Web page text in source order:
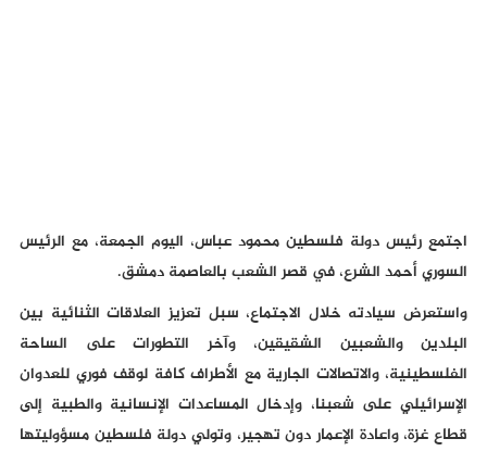
اجتمع رئيس دولة فلسطين محمود عباس، اليوم الجمعة، مع الرئيس
السوري أحمد الشرع، في قصر الشعب بالعاصمة دمشق.
واستعرض سيادته خلال الاجتماع، سبل تعزيز العلاقات الثنائية بين
البلدين والشعبين الشقيقين، وآخر التطورات على الساحة
الفلسطينية، والاتصالات الجارية مع الأطراف كافة لوقف فوري للعدوان
الإسرائيلي على شعبنا، وإدخال المساعدات الإنسانية والطبية إلى
قطاع غزة، واعادة الإعمار دون تهجير، وتولي دولة فلسطين مسؤوليتها